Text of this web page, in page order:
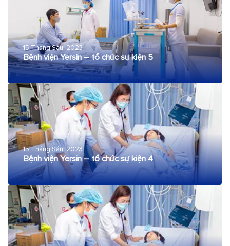
15 Tháng Sáu, 2023
Bệnh viện Yersin – tổ chức sự kiện 5
15 Tháng Sáu, 2023
Bệnh viện Yersin – tổ chức sự kiện 4